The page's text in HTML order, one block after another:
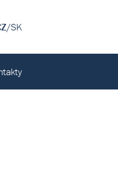
/SK